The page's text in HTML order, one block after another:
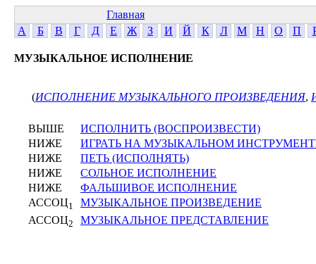
Главная
А
Б В Г Д Е Ж З И Й К Л М Н О П
МУЗЫКАЛЬНОЕ ИСПОЛНЕНИЕ
(ИСПОЛНЕНИЕ МУЗЫКАЛЬНОГО ПРОИЗВЕДЕНИЯ,
ВЫШЕ
ИСПОЛНИТЬ (ВОСПРОИЗВЕСТИ)
НИЖЕ
ИГРАТЬ НА МУЗЫКАЛЬНОМ
НИЖЕ
ПЕТЬ (ИСПОЛНЯТЬ)
НИЖЕ
СОЛЬНОЕ ИСПОЛНЕНИЕ
НИЖЕ
ФАЛЬШИВОЕ ИСПОЛНЕНИЕ
АССОЦ1
МУЗЫКАЛЬНОЕ ПРОИЗВЕДЕНИЕ
АССОЦ2 МУЗЫКАЛЬНОЕ ПРЕДСТАВЛЕНИЕ